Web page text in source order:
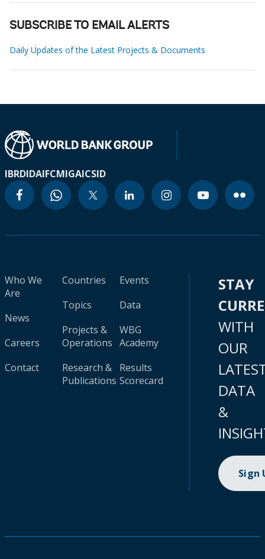
SUBSCRIBE TO EMAIL ALERTS
Daily Updates of the Latest Projects & Documents
IBRDIDAIFCMIGAICSID
Who We
Are
News
Careers
Contact
Countries
Topics
Projects &
Operations
Research &
Publications
Events
Data
WBG
Academy
Results
Scorecard
STAY
WITH
OUR
DATA
&
Sign